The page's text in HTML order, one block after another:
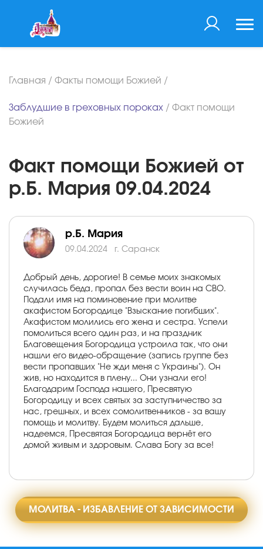
Главная / Факты помощи Божией /
Заблудшие в греховных пороках / Факт помощи
Божией
Факт помощи Божией от
р.Б. Мария 09.04.2024
р.Б. Мария
09.04.2024 г. Саранск
Добрый день, дорогие! В семье моих знакомых
случилась беда, пропал без вести воин на СВО.
Подали имя на поминовение при молитве
акафистом Богородице "Взыскание погибших".
Акафистом молились его жена и сестра. Успели
помолиться всего один раз, и на праздник
Благовещения Богородица устроила так, что они
нашли его видео-обращение (запись группе без
вести пропавших "Не жди меня с Украины"). Он
жив, но находится в плену... Они узнали его!
Благодарим Господа нашего, Пресвятую
Богородицу и всех святых за заступничество за
нас, грешных, и всех сомолитвенников - за вашу
помощь и молитву. Будем молиться дальше,
надеемся, Пресвятая Богородица вернёт его
домой живым и здоровым. Слава Богу за все!
МОЛИТВА - ИЗБАВЛЕНИЕ ОТ ЗАВИСИМОСТИ